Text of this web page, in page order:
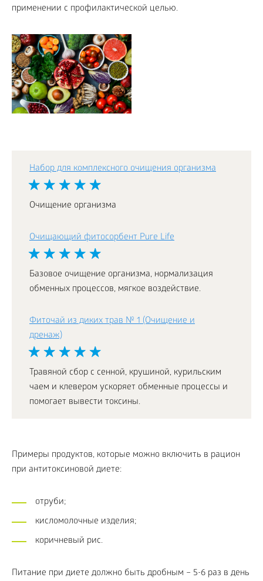
применении с профилактической целью.
Набор для комплексного очищения организма
Очищение организма
Очищающий фитосорбент Pure Life
Базовое очищение организма, нормализация
обменных процессов, мягкое воздействие.
Фиточай из диких трав № 1 (Очищение и
дренаж)
Травяной сбор с сенной, крушиной, курильским
чаем и клевером ускоряет обменные процессы и
помогает вывести токсины.
Примеры продуктов, которые можно включить в рацион
при антитоксиновой диете:
отруби;
кисломолочные изделия;
коричневый рис.
Питание при диете должно быть дробным – 5-6 раз в день